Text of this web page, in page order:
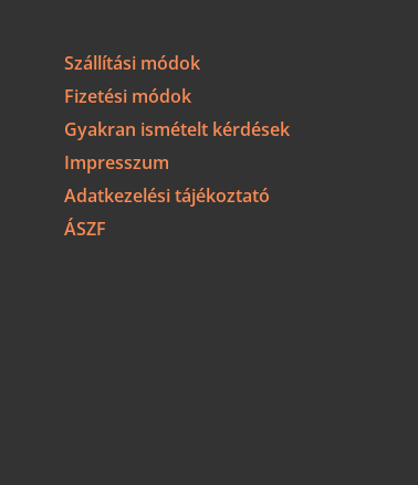
Szállítási módok
Fizetési módok
Gyakran ismételt kérdések
Impresszum
Adatkezelési tájékoztató
ÁSZF